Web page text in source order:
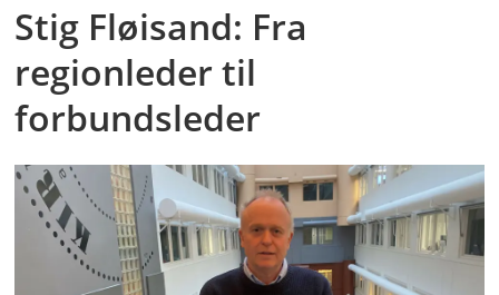
Stig Fløisand: Fra
regionleder til
forbundsleder